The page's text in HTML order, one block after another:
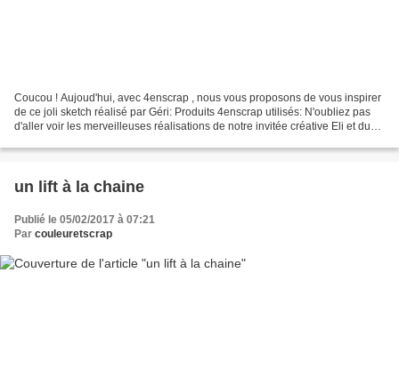
Coucou ! Aujoud'hui, avec 4enscrap , nous vous proposons de vous inspirer
de ce joli sketch réalisé par Géri: Produits 4enscrap utilisés: N'oubliez pas
d'aller voir les merveilleuses réalisations de notre invitée créative Eli et du
un lift à la chaine
Publié le 05/02/2017 à 07:21
Par couleuretscrap